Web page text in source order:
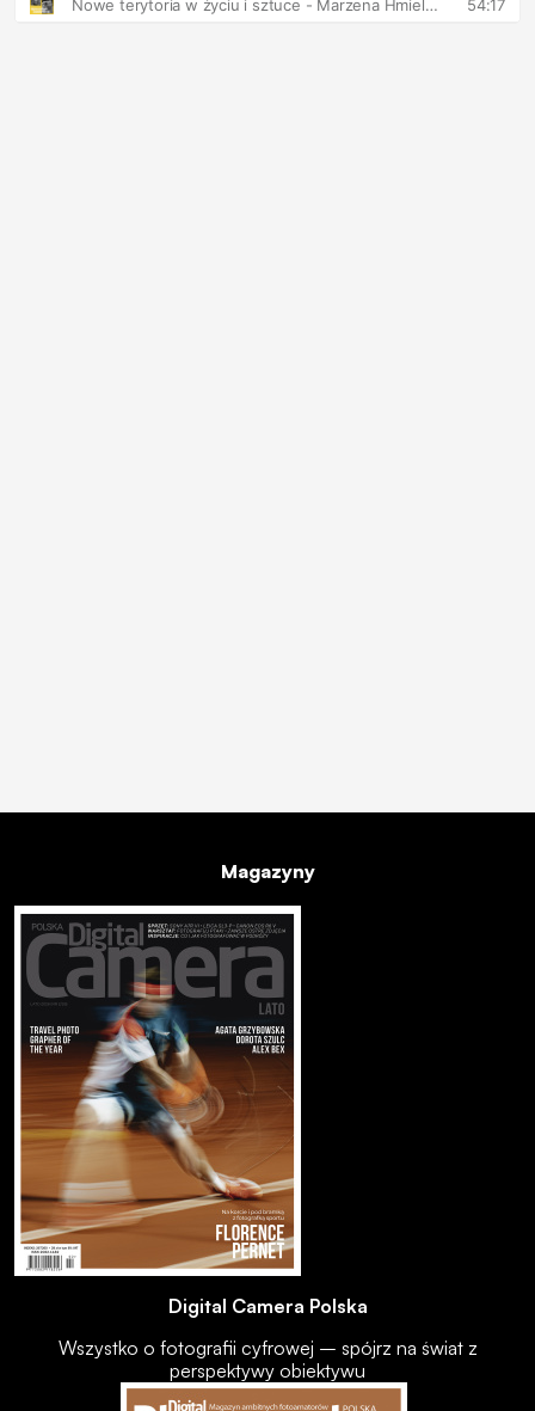
Magazyny
Digital Camera Polska
Wszystko o fotografii cyfrowej – spójrz na świat z
perspektywy obiektywu